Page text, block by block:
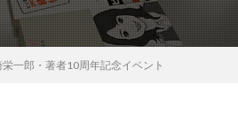
栄一郎・著者10周年記念イベント